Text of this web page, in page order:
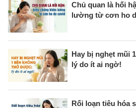
Chủ quan là hối
lường từ cơn ho
Hay bị nghẹt mũi
lý do ít ai ngờ!
Rối loạn tiêu hóa